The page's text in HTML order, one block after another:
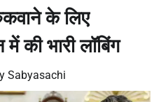
के लिए
की भारी लॉबिंग
Sabyasachi